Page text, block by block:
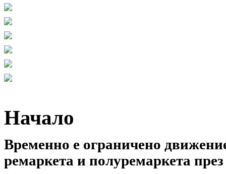
Начало
Временно е ограничено
ремаркета и полуремаркета